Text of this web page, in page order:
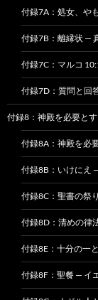
付録7A：処女、や
付録7B：離縁状 —
付録7C：マルコ
付録7D：質問と回
付録8：神殿を必要と
付録8A：神殿を必
付録8B：いけにえ
付録8C：聖書の祭
付録8D：清めの律
付録8E：十分の一
付録8F：聖餐 — イ